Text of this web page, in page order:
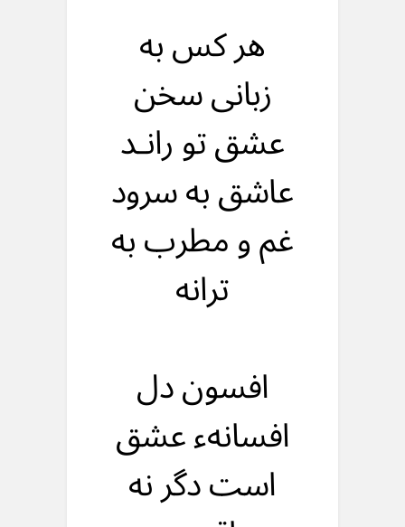
هر کس به
زبانی سخن
عشق تو رانـد
عاشق به سرود
غم و مطرب به
ترانه
افسون دل
افسانهء عشق
است دگر نه